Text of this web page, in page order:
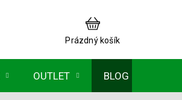
NÁKUPNÍ
KOŠÍK
Prázdný košík
OUTLET BLOG